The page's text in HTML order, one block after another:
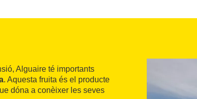
Alguaire té importants
. Aquesta fruita és el producte
dóna a conèixer les seves